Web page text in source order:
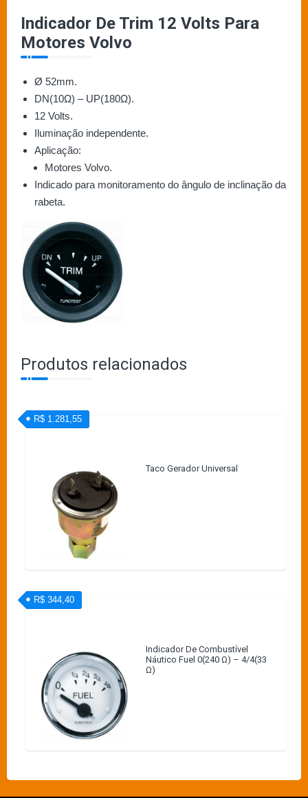
Indicador De Trim 12 Volts Para
Motores Volvo
Ø 52mm.
DN(10Ω) – UP(180Ω).
12 Volts.
Iluminação independente.
Aplicação:
Motores Volvo.
Indicado para monitoramento do ângulo de inclinação da
rabeta.
Produtos relacionados
Taco Gerador Universal
R$ 1.281,55
Indicador De Combustível
Náutico Fuel 0(240 Ω) – 4/4(33
Ω)
R$ 344,40